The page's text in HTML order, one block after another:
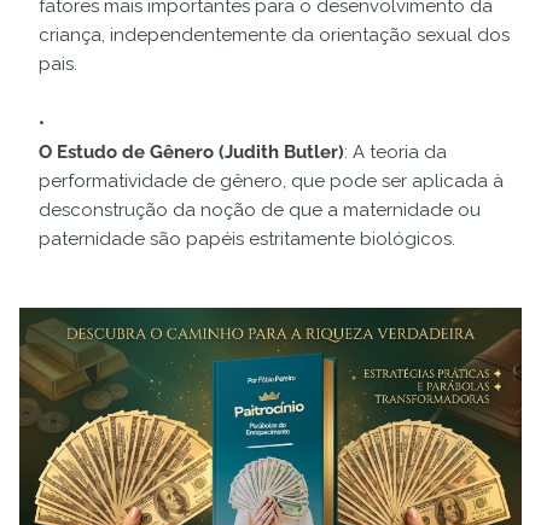
fatores mais importantes para o desenvolvimento da
criança, independentemente da orientação sexual dos
pais.
O Estudo de Gênero (Judith Butler): A teoria da
performatividade de gênero, que pode ser aplicada à
desconstrução da noção de que a maternidade ou
paternidade são papéis estritamente biológicos.